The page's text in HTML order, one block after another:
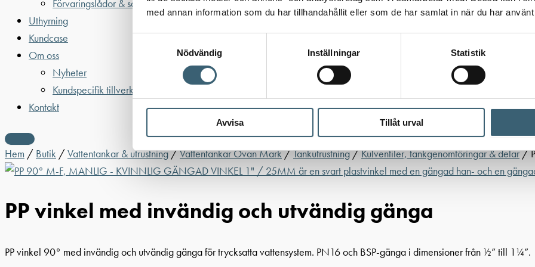
med annan information som du har tillhandahållit eller som de har samlat in när du har
Nödvändig
Inställningar Statistik
Avvisa Tillåt urval
Förvaringslådor & sandlådor
Uthyrning
Kundcase
Om oss
Nyheter
Kundspecifik tillverkning
Kontakt
Hem / Butik /Vattentankar & utrustning/Vattentankar Ovan Mark/Tankutrustning/Kulventiler, tankgenomföringar & delar/
PP vinkel med invändig och utvändig gänga
PP vinkel 90° med invändig och utvändig gänga för trycksatta vattensystem. PN16 och BSP-gänga i dimensioner från ½” till 1¼”.